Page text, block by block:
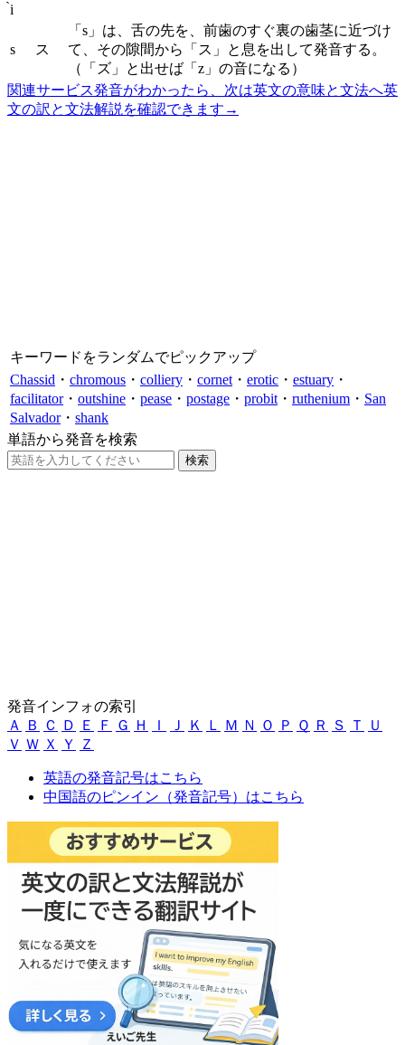
̀i
s ス
「s」は、舌の先を、前歯のすぐ裏の歯茎に近づけ
て、その隙間から「ス」と息を出して発音する。
（「ズ」と出せば「z」の音になる）
関連サービス発音がわかったら、次は英文の意味と文法へ英
文の訳と文法解説を確認できます →
キーワードをランダムでピックアップ
Chassid ・ chromous ・ colliery ・ cornet ・ erotic ・ estuary ・
facilitator・ outshine ・ pease ・ postage ・ probit ・ ruthenium ・ San
Salvador・ shank
単語から発音を検索
発音インフォの索引
Ａ
Ｂ Ｃ Ｄ Ｅ Ｆ Ｇ Ｈ Ｉ Ｊ Ｋ Ｌ Ｍ Ｎ Ｏ Ｐ Ｑ Ｒ Ｓ Ｔ
Ｕ
Ｖ Ｗ Ｘ Ｙ Ｚ
英語の発音記号はこちら
中国語のピンイン（発音記号）はこちら